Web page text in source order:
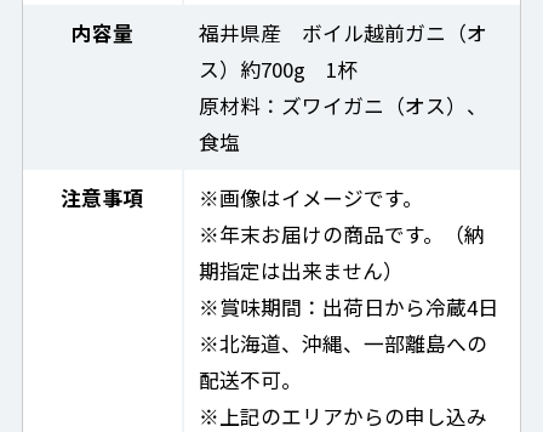
内容量
福井県産 ボイル越前ガニ（オ
ス）約700g 1杯
原材料：ズワイガニ（オス）、
食塩
注意事項
※画像はイメージです。
※年末お届けの商品です。（納
期指定は出来ません）
※賞味期間：出荷日から冷蔵4日
※北海道、沖縄、一部離島への
配送不可。
※上記のエリアからの申し込み